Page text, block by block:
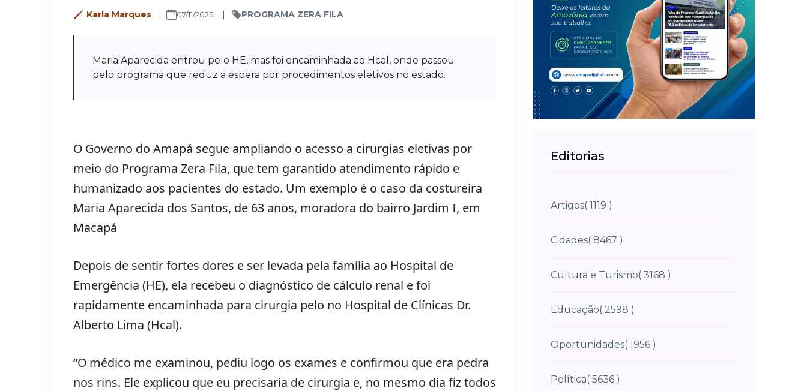
Karla Marques 07/11/2025 PROGRAMA ZERA FILA
Maria Aparecida entrou pelo HE, mas foi encaminhada ao Hcal, onde passou
pelo programa que reduz a espera por procedimentos eletivos no estado.
O Governo do Amapá segue ampliando o acesso a cirurgias eletivas por
meio do Programa Zera Fila, que tem garantido atendimento rápido e
humanizado aos pacientes do estado. Um exemplo é o caso da costureira
Maria Aparecida dos Santos, de 63 anos, moradora do bairro Jardim I, em
Macapá
Depois de sentir fortes dores e ser levada pela família ao Hospital de
Emergência (HE), ela recebeu o diagnóstico de cálculo renal e foi
rapidamente encaminhada para cirurgia pelo no Hospital de Clínicas Dr.
Alberto Lima (Hcal).
“O médico me examinou, pediu logo os exames e confirmou que era pedra
nos rins. Ele explicou que eu precisaria de cirurgia e, no mesmo dia fiz todos
Editorias
Artigos( 1119 )
Cidades( 8467 )
Cultura e Turismo( 3168 )
Educação( 2598 )
Oportunidades( 1956 )
Política( 5636 )